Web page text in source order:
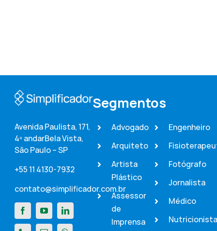
Avenida Paulista, 171,
4º andarBela Vista,
São Paulo – SP
+55 11 4130-7932
contato@simplificador.com.br
Segmentos
Advogado
Arquiteto
Artista
Plástico
Assessor
de
Imprensa
Engenheiro
Fotógrafo
Jornalista
Médico
Nutricionista